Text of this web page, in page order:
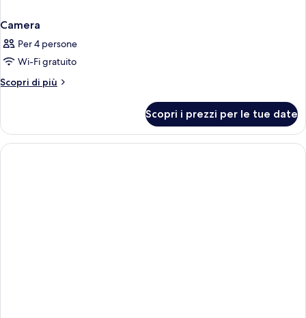
Camera
Per 4 persone
Wi-Fi gratuito
Scopri di più
Altri
Scopri i prezzi per le tue date